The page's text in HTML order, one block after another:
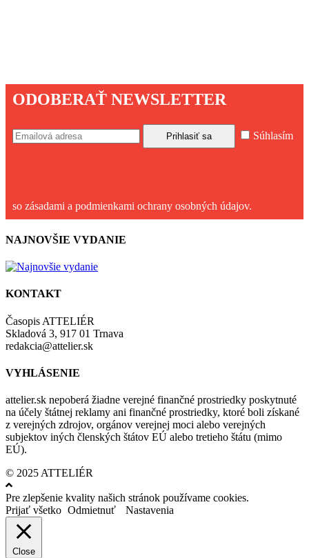
ODOBERAŤ NEWSLETTER
Súhlasím
so zásadami a podmienkami ochrany osobných údajov.
NAJNOVŠIE VYDANIE
KONTAKT
Časopis ATTELIÉR
Skladová 3, 917 01 Trnava
redakcia@attelier.sk
VYHLÁSENIE
attelier.sk nepoberá žiadne verejné finančné prostriedky poskytnuté
na účely štátnej reklamy ani finančné prostriedky, ktoré boli získané
z verejných zdrojov, orgánov verejnej moci alebo verejných
subjektov iných členských štátov EÚ alebo tretieho štátu (mimo
EÚ).
© 2025 ATTELIÉR
Pre zlepšenie kvality našich stránok používame cookies.
Prijať všetko Odmietnuť Nastavenia
Close